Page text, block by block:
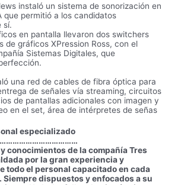
instaló un sistema de sonorización en
que permitió a los candidatos
sí.
en pantalla llevaron dos switchers
de gráficos XPression Ross, con el
Sistemas Digitales, que
una red de cables de fibra óptica para
de señales vía streaming, circuitos
de pantallas adicionales con imagen y
en el set, área de intérpretes de señas
especializado
conocimientos de la compañía Tres
por la gran experiencia y
todo el personal capacitado en cada
Siempre dispuestos y enfocados a su